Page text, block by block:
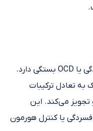
تجویز دارو به شرایط خاصی مثل افسردگی یا OCD بستگی دارد.
تعادل ترکیبات
تجویز می‌کند. این
یا کنترل هورمون